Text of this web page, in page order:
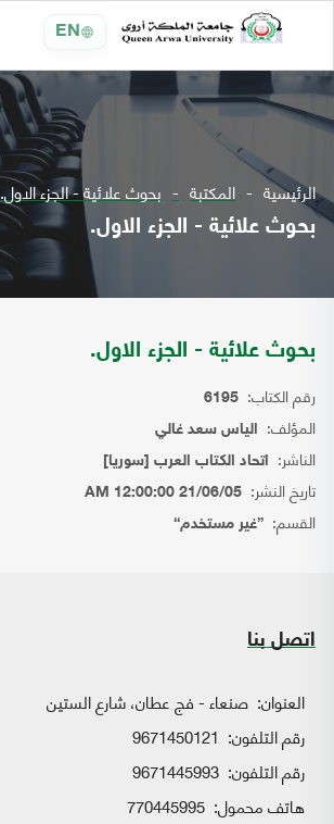
EN
الرئيسية المكتبة بحوث علائية - الجزء الاول.
بحوث علائية - الجزء الاول.
بحوث علائية - الجزء الاول.
رقم الكتاب: 6195
المؤلف: الياس سعد غالي
الناشر: اتحاد الكتاب العرب [سوريا]
تاريخ النشر: 21/06/05 12:00:00 AM
القسم: {غير مستخدم}
اتصل بنا
العنوان: صنعاء - فج عطان، شارع الستين
رقم التلفون: 9671450121
رقم التلفون: 9671445993
هاتف محمول: 770445995